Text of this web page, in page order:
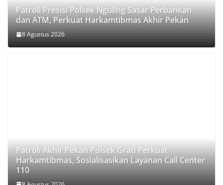
Patroli Presisi Polsek Nguling Sasar Perbankan
dan ATM, Perkuat Harkamtibmas Akhir Pekan
8 Agustus 2026
Patroli Akhir Pekan Polsek Grati Perkuat
Harkamtibmas, Sosialisasikan Layanan Call Center
110